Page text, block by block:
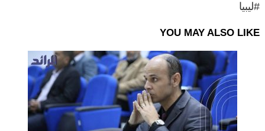
#ليبيا
YOU MAY ALSO LIKE